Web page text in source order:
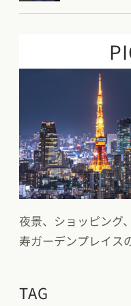
夜景、ショッピング
寿ガーデンプレイス
TAG